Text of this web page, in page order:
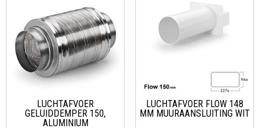
LUCHTAFVOER
GELUIDDEMPER 150,
ALUMINIUM
LUCHTAFVOER FLOW 148
MM MUURAANSLUITING WIT